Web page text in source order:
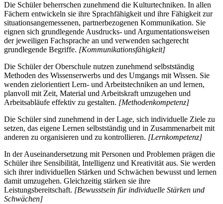
Die Schüler beherrschen zunehmend die Kulturtechniken. In allen
Fächern entwickeln sie ihre Sprachfähigkeit und ihre Fähigkeit zur
situationsangemessenen, partnerbezogenen Kommunikation. Sie
eignen sich grundlegende Ausdrucks- und Argumentationsweisen
der jeweiligen Fachsprache an und verwenden sachgerecht
grundlegende Begriffe. [Kommunikationsfähigkeit]
Die Schüler der Oberschule nutzen zunehmend selbstständig
Methoden des Wissenserwerbs und des Umgangs mit Wissen. Sie
wenden zielorientiert Lern- und Arbeitstechniken an und lernen,
planvoll mit Zeit, Material und Arbeitskraft umzugehen und
Arbeitsabläufe effektiv zu gestalten. [Methodenkompetenz]
Die Schüler sind zunehmend in der Lage, sich individuelle Ziele zu
setzen, das eigene Lernen selbstständig und in Zusammenarbeit mit
anderen zu organisieren und zu kontrollieren. [Lernkompetenz]
In der Auseinandersetzung mit Personen und Problemen prägen die
Schüler ihre Sensibilität, Intelligenz und Kreativität aus. Sie werden
sich ihrer individuellen Stärken und Schwächen bewusst und lernen
damit umzugehen. Gleichzeitig stärken sie ihre
Leistungsbereitschaft. [Bewusstsein für individuelle Stärken und
Schwächen]